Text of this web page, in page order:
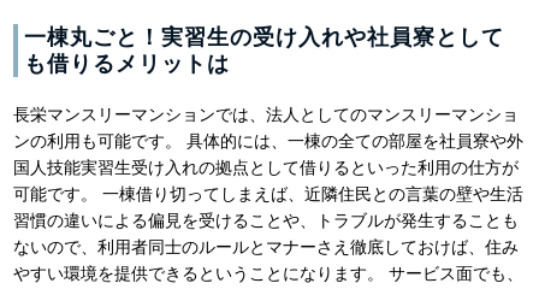
一棟丸ごと！実習生の受け入れや社員寮として
も借りるメリットは
長栄マンスリーマンションでは、法人としてのマンスリーマンショ
ンの利用も可能です。 具体的には、一棟の全ての部屋を社員寮や外
国人技能実習生受け入れの拠点として借りるといった利用の仕方が
可能です。 一棟借り切ってしまえば、近隣住民との言葉の壁や生活
習慣の違いによる偏見を受けることや、トラブルが発生することも
ないので、利用者同士のルールとマナーさえ徹底しておけば、住み
やすい環境を提供できるということになります。 サービス面でも、